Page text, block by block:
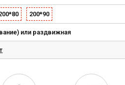
200*90
или раздвижная